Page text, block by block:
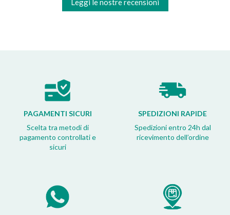
Leggi le nostre recensioni
PAGAMENTI SICURI
Scelta tra metodi di
pagamento controllati e
sicuri
SPEDIZIONI RAPIDE
Spedizioni entro 24h dal
ricevimento dell’ordine